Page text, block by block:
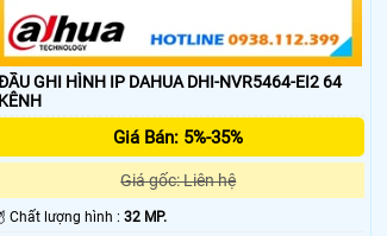
GHI HÌNH IP DAHUA DHI-NVR5464-EI2 64
KÊNH
Giá Bán: 5%-35%
Giá gốc: Liên hệ
🦉 Chất lượng hình :32 MP.